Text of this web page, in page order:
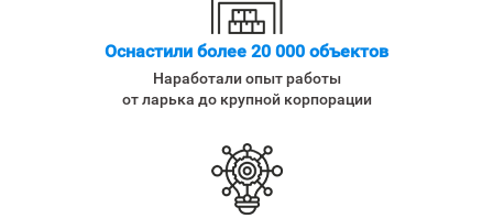
Оснастили более 20 000 объектов
Наработали опыт работы
от ларька до крупной корпорации